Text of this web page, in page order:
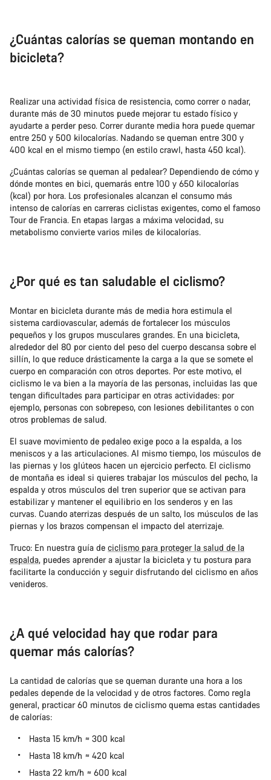
¿Cuántas calorías se queman montando en
bicicleta?
Realizar una actividad física de resistencia, como correr o nadar,
durante más de 30 minutos puede mejorar tu estado físico y
ayudarte a perder peso. Correr durante media hora puede quemar
entre 250 y 500 kilocalorías. Nadando se queman entre 300 y
400 kcal en el mismo tiempo (en estilo crawl, hasta 450 kcal).
¿Cuántas calorías se queman al pedalear? Dependiendo de cómo y
dónde montes en bici, quemarás entre 100 y 650 kilocalorías
(kcal) por hora. Los profesionales alcanzan el consumo más
intenso de calorías en carreras ciclistas exigentes, como el famoso
Tour de Francia. En etapas largas a máxima velocidad, su
metabolismo convierte varios miles de kilocalorías.
¿Por qué es tan saludable el ciclismo?
Montar en bicicleta durante más de media hora estimula el
sistema cardiovascular, además de fortalecer los músculos
pequeños y los grupos musculares grandes. En una bicicleta,
alrededor del 80 por ciento del peso del cuerpo descansa sobre el
sillín, lo que reduce drásticamente la carga a la que se somete el
cuerpo en comparación con otros deportes. Por este motivo, el
ciclismo le va bien a la mayoría de las personas, incluidas las que
tengan dificultades para participar en otras actividades: por
ejemplo, personas con sobrepeso, con lesiones debilitantes o con
otros problemas de salud.
El suave movimiento de pedaleo exige poco a la espalda, a los
meniscos y a las articulaciones. Al mismo tiempo, los músculos de
las piernas y los glúteos hacen un ejercicio perfecto. El ciclismo
de montaña es ideal si quieres trabajar los músculos del pecho, la
espalda y otros músculos del tren superior que se activan para
estabilizar y mantener el equilibrio en los senderos y en las
curvas. Cuando aterrizas después de un salto, los músculos de las
piernas y los brazos compensan el impacto del aterrizaje.
Truco: En nuestra guía de ciclismo para proteger la salud de la
espalda, puedes aprender a ajustar la bicicleta y tu postura para
facilitarte la conducción y seguir disfrutando del ciclismo en años
venideros.
¿A qué velocidad hay que rodar para
quemar más calorías?
La cantidad de calorías que se queman durante una hora a los
pedales depende de la velocidad y de otros factores. Como regla
general, practicar 60 minutos de ciclismo quema estas cantidades
de calorías:
Hasta 15 km/h ≈ 300 kcal
Hasta 18 km/h ≈ 420 kcal
Hasta 22 km/h ≈ 600 kcal